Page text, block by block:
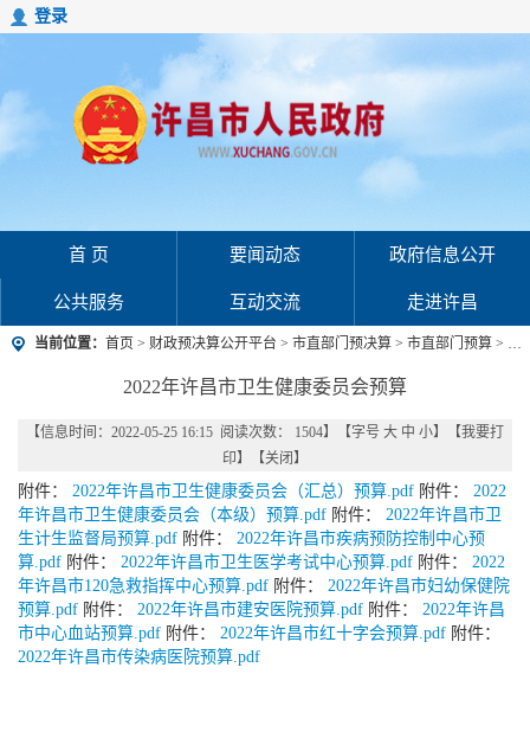
登录
首 页 要闻动态 政府信息公开
公共服务 互动交流 走进许昌
当前位置： 首页 > 财政预决算公开平台 > 市直部门预决算 > 市直部门预算 >
2022年许昌市卫生健康委员会预算
【信息时间：2022-05-25 16:15 阅读次数： 1504】【字号 大 中 小】【我要打
印】【关闭 】
附件： 2022年许昌市卫生健康委员会（汇总）预算.pdf 附件： 2022
年许昌市卫生健康委员会（本级）预算.pdf 附件： 2022年许昌市卫
生计生监督局预算.pdf 附件： 2022年许昌市疾病预防控制中心预
算.pdf 附件： 2022年许昌市卫生医学考试中心预算.pdf 附件： 2022
年许昌市120急救指挥中心预算.pdf 附件： 2022年许昌市妇幼保健院
预算.pdf 附件： 2022年许昌市建安医院预算.pdf 附件： 2022年许昌
市中心血站预算.pdf 附件： 2022年许昌市红十字会预算.pdf 附件：
2022年许昌市传染病医院预算.pdf